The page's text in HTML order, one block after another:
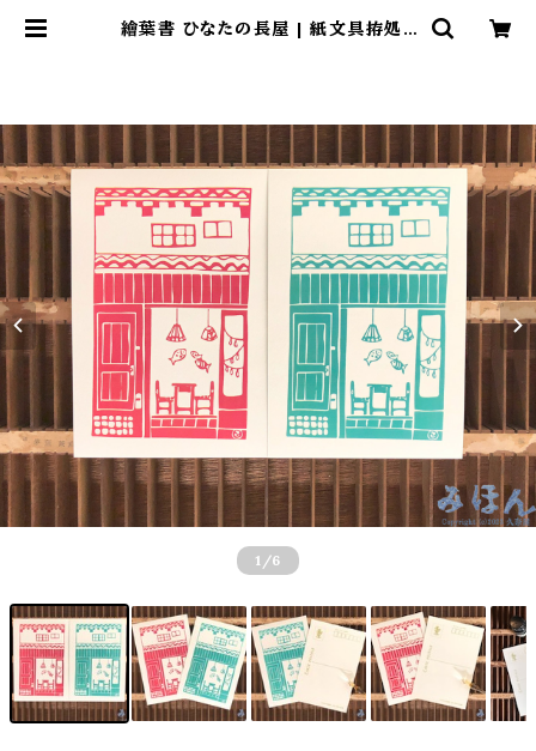
繪葉書 ひなたの長屋 | 紙文具拵処
1 /6